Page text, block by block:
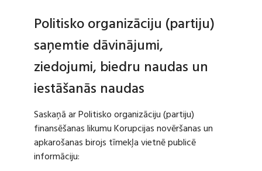
Politisko organizāciju (partiju)
saņemtie dāvinājumi,
ziedojumi, biedru naudas un
iestāšanās naudas
Saskaņā ar Politisko organizāciju (partiju)
finansēšanas likumu Korupcijas novēršanas un
apkarošanas birojs tīmekļa vietnē publicē
informāciju: